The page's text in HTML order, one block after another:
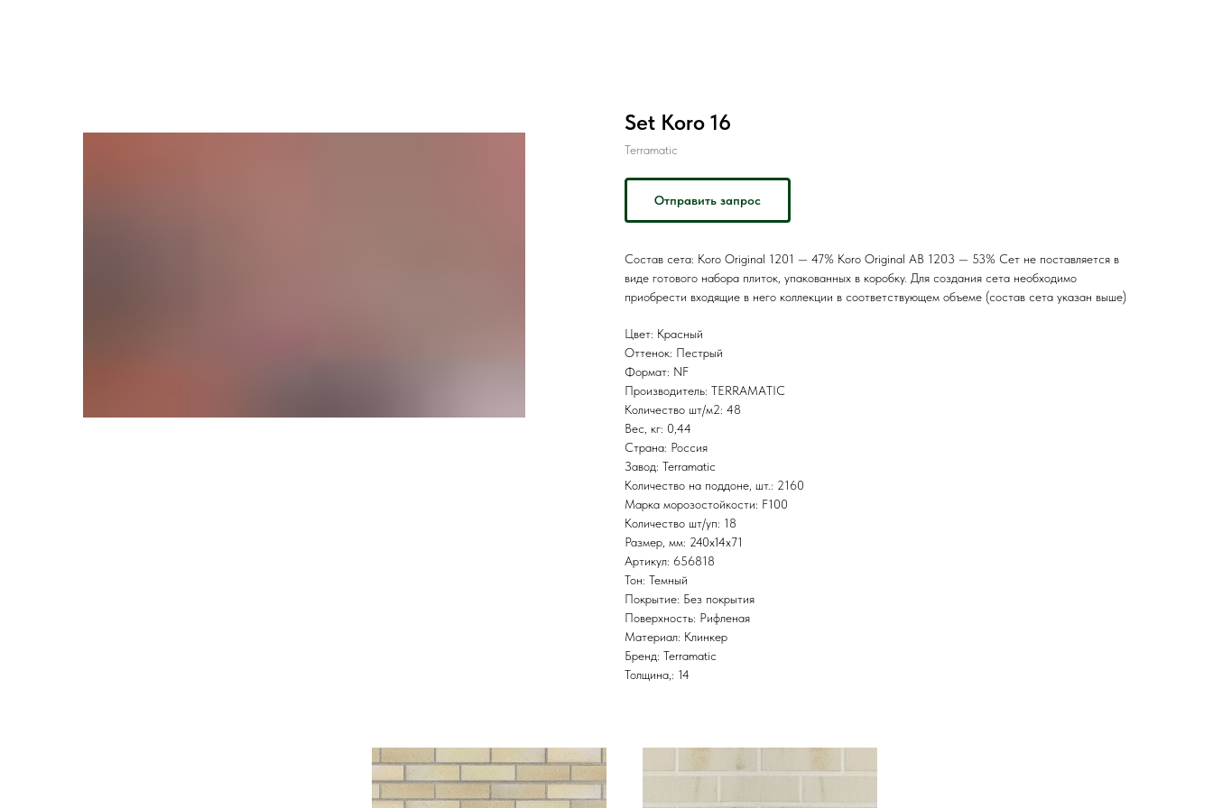
Set Koro 16
Terramatic
Отправить запрос
Состав сета: Koro Original 1201 — 47% Koro Original AB 1203 — 53% Сет не поставляется в
виде готового набора плиток, упакованных в коробку. Для создания сета необходимо
приобрести входящие в него коллекции в соответствующем объеме (состав сета указан выше)
Цвет: Красный
Оттенок: Пестрый
Формат: NF
Производитель: TERRAMATIC
Количество шт/м2: 48
Вес, кг: 0,44
Страна: Россия
Завод: Terramatic
Количество на поддоне, шт.: 2160
Марка морозостойкости: F100
Количество шт/уп: 18
Размер, мм: 240х14х71
Артикул: 656818
Тон: Темный
Покрытие: Без покрытия
Поверхность: Рифленая
Материал: Клинкер
Бренд: Terramatic
Толщина,: 14